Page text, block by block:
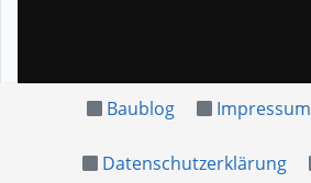
Baublog Impressum
Datenschutzerklärung